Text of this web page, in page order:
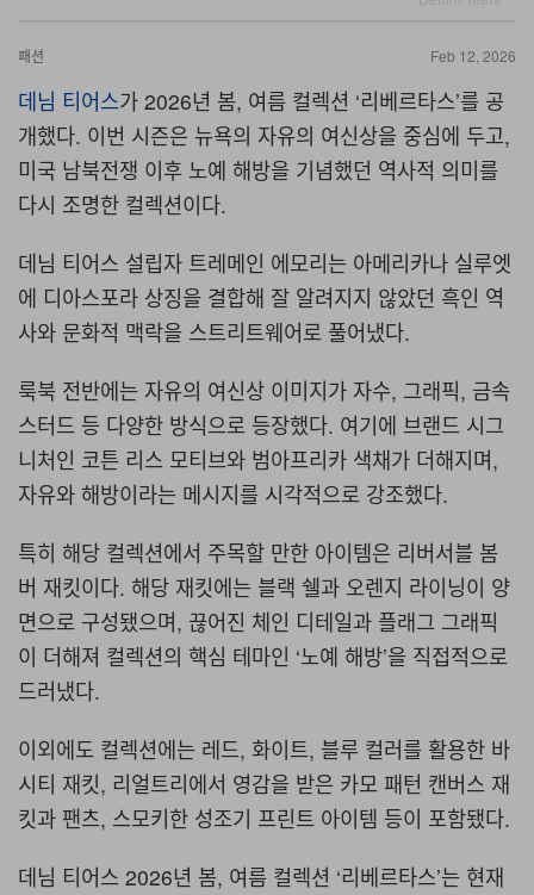
패션 Feb 12, 2026
데님 티어스가 2026년 봄, 여름 컬렉션 ‘리베르타스’를 공
개했다. 이번 시즌은 뉴욕의 자유의 여신상을 중심에 두고,
미국 남북전쟁 이후 노예 해방을 기념했던 역사적 의미를
다시 조명한 컬렉션이다.
데님 티어스 설립자 트레메인 에모리는 아메리카나 실루엣
에 디아스포라 상징을 결합해 잘 알려지지 않았던 흑인 역
사와 문화적 맥락을 스트리트웨어로 풀어냈다.
룩북 전반에는 자유의 여신상 이미지가 자수, 그래픽, 금속
스터드 등 다양한 방식으로 등장했다. 여기에 브랜드 시그
니처인 코튼 리스 모티브와 범아프리카 색채가 더해지며,
자유와 해방이라는 메시지를 시각적으로 강조했다.
특히 해당 컬렉션에서 주목할 만한 아이템은 리버서블 봄
버 재킷이다. 해당 재킷에는 블랙 쉘과 오렌지 라이닝이 양
면으로 구성됐으며, 끊어진 체인 디테일과 플래그 그래픽
이 더해져 컬렉션의 핵심 테마인 ‘노예 해방’을 직접적으로
드러냈다.
이외에도 컬렉션에는 레드, 화이트, 블루 컬러를 활용한 바
시티 재킷, 리얼트리에서 영감을 받은 카모 패턴 캔버스 재
킷과 팬츠, 스모키한 성조기 프린트 아이템 등이 포함됐다.
데님 티어스 2026년 봄, 여름 컬렉션 ‘리베르타스’는 현재